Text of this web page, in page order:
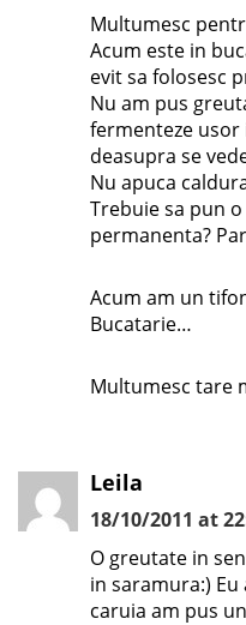
Multumesc
Acum este in
evit sa folosesc
Nu am pus
fermenteze usor
deasupra se
Nu apuca
Trebuie sa pun
permanenta?
Acum am un
Bucatarie…
Multumesc tare
Leila
18/10/2011 at
O greutate in
in saramura:)
caruia am pus